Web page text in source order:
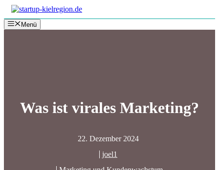
Zum
Inhalt
springenMenü
Was ist virales Marketing?
22. Dezember 2024
joel1